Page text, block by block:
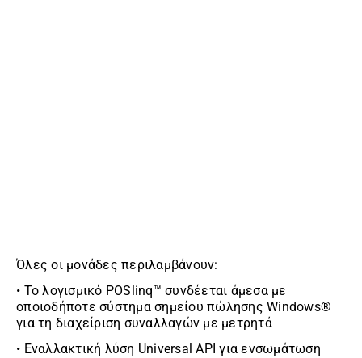
Όλες οι μονάδες περιλαμβάνουν:
• Το λογισμικό POSlinq™ συνδέεται άμεσα με
οποιοδήποτε σύστημα σημείου πώλησης Windows®
για τη διαχείριση συναλλαγών με μετρητά
• Εναλλακτική λύση Universal API για ενσωμάτωση